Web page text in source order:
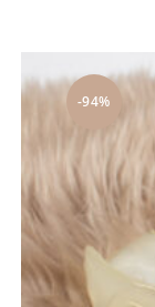
-94%